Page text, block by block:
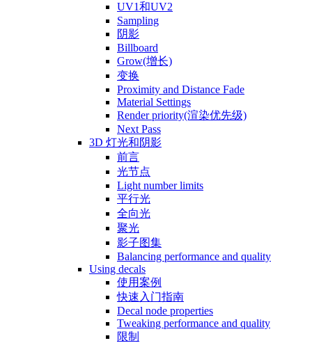
UV1和UV2
Sampling
阴影
Billboard
Grow(增长)
变换
Proximity and Distance Fade
Material Settings
Render priority(渲染优先级)
Next Pass
3D 灯光和阴影
前言
光节点
Light number limits
平行光
全向光
聚光
影子图集
Balancing performance and quality
Using decals
使用案例
快速入门指南
Decal node properties
Tweaking performance and quality
限制